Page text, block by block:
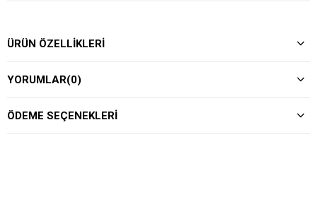
ÜRÜN ÖZELLIKLERI
YORUMLAR(0)
ÖDEME SEÇENEKLERI